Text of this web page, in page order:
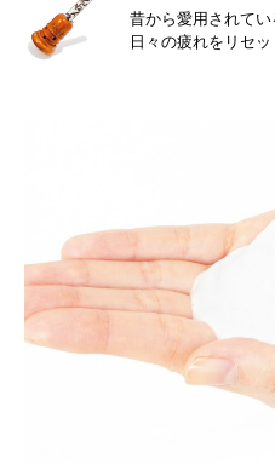
昔から愛用されて
日々の疲れをリセッ